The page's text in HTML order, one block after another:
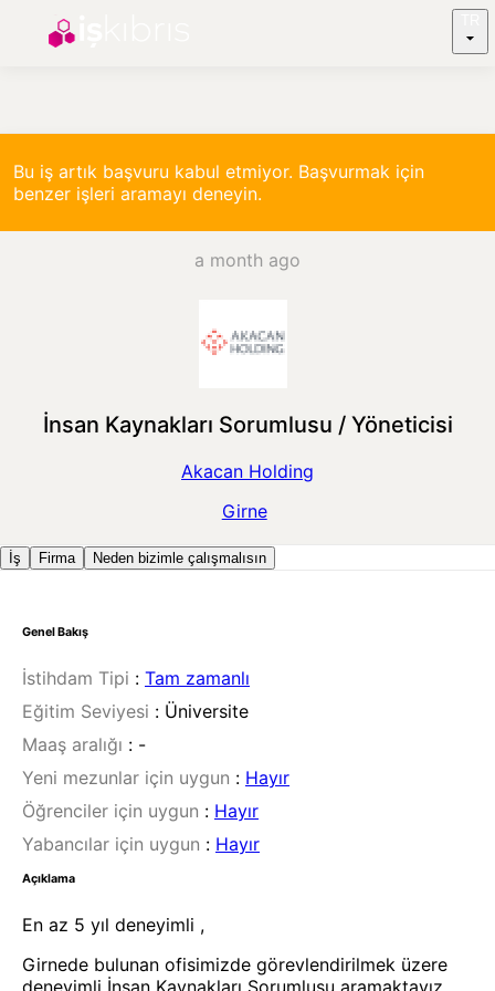
Bu iş artık başvuru kabul etmiyor. Başvurmak için
benzer işleri aramayı deneyin.
a month ago
İnsan Kaynakları Sorumlusu / Yöneticisi
Akacan Holding
Girne
İş Firma Neden bizimle çalışmalısın
Genel Bakış
İstihdam Tipi : Tam zamanlı
Eğitim Seviyesi : Üniversite
Maaş aralığı : -
Yeni mezunlar için uygun : Hayır
Öğrenciler için uygun : Hayır
Yabancılar için uygun : Hayır
Açıklama
En az 5 yıl deneyimli ,
Girnede bulunan ofisimizde görevlendirilmek üzere